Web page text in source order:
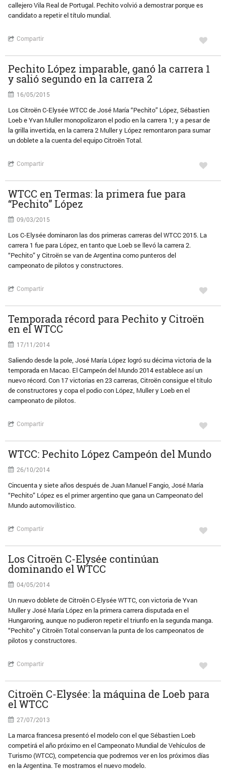
callejero Vila Real de Portugal. Pechito volvió a demostrar porque es
candidato a repetir el título mundial.
Compartir
Pechito López imparable, ganó la carrera 1
y salió segundo en la carrera 2
16/05/2015
Los Citroën C-Elysée WTCC de José María “Pechito” López, Sébastien
Loeb e Yvan Muller monopolizaron el podio en la carrera 1; y a pesar de
la grilla invertida, en la carrera 2 Muller y López remontaron para sumar
un doblete a la cuenta del equipo Citroën Total.
Compartir
WTCC en Termas: la primera fue para
“Pechito” López
09/03/2015
Los C-Elysée dominaron las dos primeras carreras del WTCC 2015. La
carrera 1 fue para López, en tanto que Loeb se llevó la carrera 2.
“Pechito” y Citroën se van de Argentina como punteros del
campeonato de pilotos y constructores.
Compartir
Temporada récord para Pechito y Citroën
en el WTCC
17/11/2014
Saliendo desde la pole, José María López logró su décima victoria de la
temporada en Macao. El Campeón del Mundo 2014 establece así un
nuevo récord. Con 17 victorias en 23 carreras, Citroën consigue el título
de constructores y copa el podio con López, Muller y Loeb en el
campeonato de pilotos.
Compartir
WTCC: Pechito López Campeón del Mundo
26/10/2014
Cincuenta y siete años después de Juan Manuel Fangio, José María
“Pechito” López es el primer argentino que gana un Campeonato del
Mundo automovilístico.
Compartir
Los Citroën C-Elysée continúan
dominando el WTCC
04/05/2014
Un nuevo doblete de Citroën C-Elysée WTTC, con victoria de Yvan
Muller y José María López en la primera carrera disputada en el
Hungaroring, aunque no pudieron repetir el triunfo en la segunda manga.
“Pechito” y Citroën Total conservan la punta de los campeonatos de
pilotos y constructores.
Compartir
Citroën C-Elysée: la máquina de Loeb para
el WTCC
27/07/2013
La marca francesa presentó el modelo con el que Sébastien Loeb
competirá el año próximo en el Campeonato Mundial de Vehículos de
Turismo (WTCC), competencia que podremos ver en los próximos días
en la Argentina. Te mostramos el nuevo modelo.